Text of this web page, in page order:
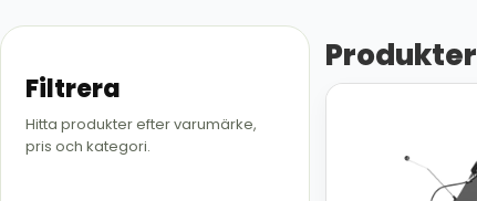
Filtrera
Hitta produkter efter varumärke,
pris och kategori.
Produkter